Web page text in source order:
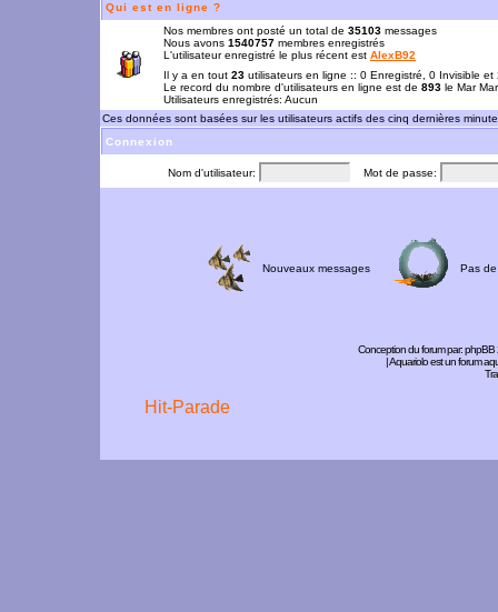
Qui est en ligne ?
Nos membres ont posté un total de 35103 messages
Nous avons 1540757 membres enregistrés
L'utilisateur enregistré le plus récent est AlexB92
Il y a en tout 23 utilisateurs en ligne :: 0 Enregistré, 0 Invisible
Le record du nombre d'utilisateurs en ligne est de 893 le Mar
Utilisateurs enregistrés: Aucun
Ces données sont basées sur les utilisateurs actifs des cinq dernières
Connexion
Nom d'utilisateur: Mot de passe:
Nouveaux messages Pas
Conception du forum par:phpBB
| Aquariolo est un forum